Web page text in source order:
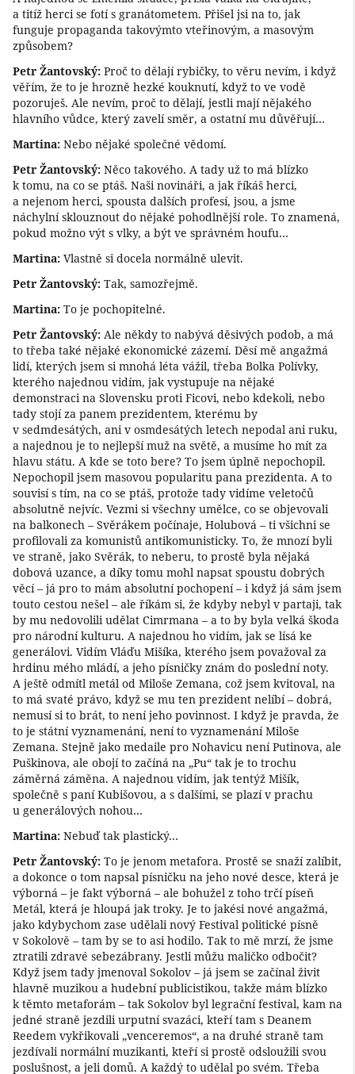
a titíž herci se fotí s granátometem. Přišel jsi na to, jak
funguje propaganda takovýmto vteřinovým, a masovým
způsobem?
Petr Žantovský: Proč to dělají rybičky, to věru nevím, i když
věřím, že to je hrozně hezké kouknutí, když to ve vodě
pozoruješ. Ale nevím, proč to dělají, jestli mají nějakého
hlavního vůdce, který zavelí směr, a ostatní mu důvěřují…
Martina: Nebo nějaké společné vědomí.
Petr Žantovský: Něco takového. A tady už to má blízko
k tomu, na co se ptáš. Naši novináři, a jak říkáš herci,
a nejenom herci, spousta dalších profesí, jsou, a jsme
náchylní sklouznout do nějaké pohodlnější role. To znamená,
pokud možno výt s vlky, a být ve správném houfu…
Martina: Vlastně si docela normálně ulevit.
Petr Žantovský: Tak, samozřejmě.
Martina: To je pochopitelné.
Petr Žantovský: Ale někdy to nabývá děsivých podob, a má
to třeba také nějaké ekonomické zázemí. Děsí mě angažmá
lidí, kterých jsem si mnohá léta vážil, třeba Bolka Polívky,
kterého najednou vidím, jak vystupuje na nějaké
demonstraci na Slovensku proti Ficovi, nebo kdekoli, nebo
tady stojí za panem prezidentem, kterému by
v sedmdesátých, ani v osmdesátých letech nepodal ani ruku,
a najednou je to nejlepší muž na světě, a musíme ho mít za
hlavu státu. A kde se toto bere? To jsem úplně nepochopil.
Nepochopil jsem masovou popularitu pana prezidenta. A to
souvisí s tím, na co se ptáš, protože tady vidíme veletočů
absolutně nejvíc. Vezmi si všechny umělce, co se objevovali
na balkonech – Svěrákem počínaje, Holubová – ti všichni se
profilovali za komunistů antikomunisticky. To, že mnozí byli
ve straně, jako Svěrák, to neberu, to prostě byla nějaká
dobová uzance, a díky tomu mohl napsat spoustu dobrých
věcí – já pro to mám absolutní pochopení – i když já sám jsem
touto cestou nešel – ale říkám si, že kdyby nebyl v partaji, tak
by mu nedovolili udělat Cimrmana – a to by byla velká škoda
pro národní kulturu. A najednou ho vidím, jak se lísá ke
generálovi. Vidím Vláďu Mišíka, kterého jsem považoval za
hrdinu mého mládí, a jeho písničky znám do poslední noty.
A ještě odmítl metál od Miloše Zemana, což jsem kvitoval, na
to má svaté právo, když se mu ten prezident nelíbí – dobrá,
nemusí si to brát, to není jeho povinnost. I když je pravda, že
to je státní vyznamenání, není to vyznamenání Miloše
Zemana. Stejně jako medaile pro Nohavicu není Putinova, ale
Puškinova, ale obojí to začíná na „Pu“ tak je to trochu
záměrná záměna. A najednou vidím, jak tentýž Mišík,
společně s paní Kubišovou, a s dalšími, se plazí v prachu
u generálových nohou…
Martina: Nebuď tak plastický…
Petr Žantovský: To je jenom metafora. Prostě se snaží zalíbit,
a dokonce o tom napsal písničku na jeho nové desce, která je
výborná – je fakt výborná – ale bohužel z toho trčí píseň
Metál, která je hloupá jak troky. Je to jakési nové angažmá,
jako kdybychom zase udělali nový Festival politické písně
v Sokolově – tam by se to asi hodilo. Tak to mě mrzí, že jsme
ztratili zdravé sebezábrany. Jestli můžu maličko odbočit?
Když jsem tady jmenoval Sokolov – já jsem se začínal živit
hlavně muzikou a hudební publicistikou, takže mám blízko
k těmto metaforám – tak Sokolov byl legrační festival, kam na
jedné straně jezdili urputní svazáci, kteří tam s Deanem
Reedem vykřikovali „venceremos“, a na druhé straně tam
jezdívali normální muzikanti, kteří si prostě odsloužili svou
poslušnost, a jeli domů. A každý to udělal po svém. Třeba